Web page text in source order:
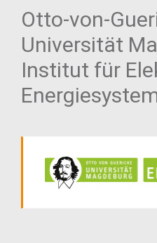
Otto-von-
Universität
Institut für